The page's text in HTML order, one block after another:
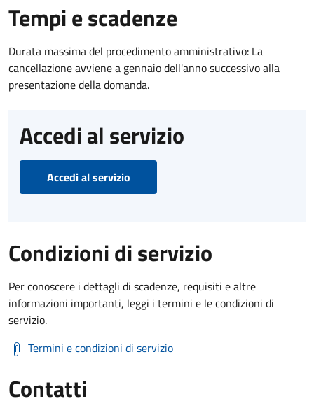
Tempi e scadenze
Durata massima del procedimento amministrativo: La
cancellazione avviene a gennaio dell'anno successivo alla
presentazione della domanda.
Accedi al servizio
Accedi al servizio
Condizioni di servizio
Per conoscere i dettagli di scadenze, requisiti e altre
informazioni importanti, leggi i termini e le condizioni di
servizio.
Termini e condizioni di servizio
Contatti